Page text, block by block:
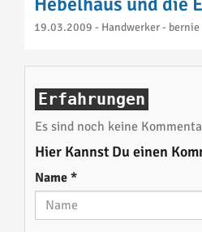
19.03.2009 - Handwerker - bernie
Erfahrungen
Es sind noch keine
Hier Kannst Du einen
Name *